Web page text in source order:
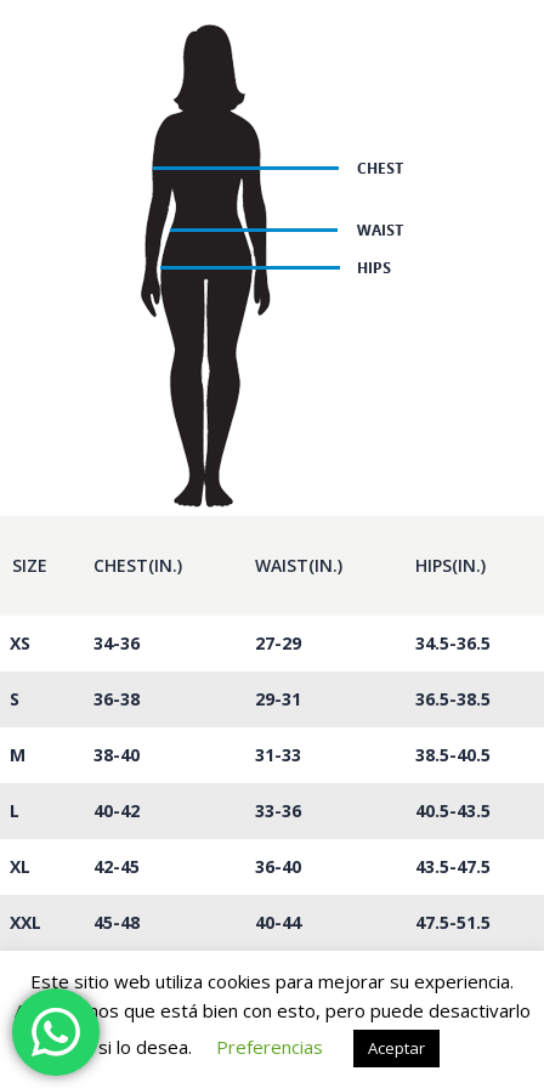
SIZE CHEST(IN.) WAIST(IN.) HIPS(IN.)
XS 34-36 27-29 34.5-36.5
S 36-38 29-31 36.5-38.5
M 38-40 31-33 38.5-40.5
L 40-42 33-36 40.5-43.5
XL 42-45 36-40 43.5-47.5
XXL 45-48 40-44 47.5-51.5
Este sitio web utiliza cookies para mejorar su experiencia.
Asumiremos que está bien con esto, pero puede desactivarlo
si lo desea.
Preferencias Aceptar